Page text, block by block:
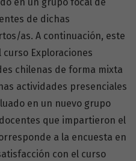
en un grupo focal de
de dichas
as. A continuación, este
Exploraciones
chilenas de forma mixta
actividades presenciales
en un nuevo grupo
que impartieron el
a la encuesta en
con el curso